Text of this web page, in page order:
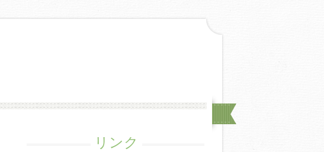
リンク